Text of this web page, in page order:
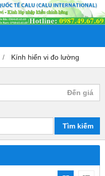
Kính hiển vi đo lường
Tìm kiếm